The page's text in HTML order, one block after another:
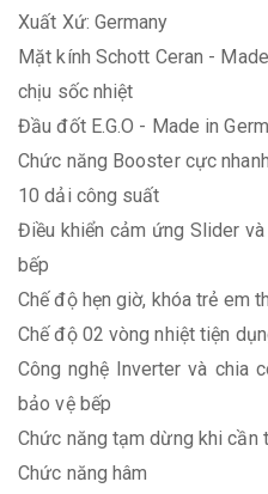
Xuất Xứ: Germany
Mặt kính Schott Ceran -
chịu sốc nhiệt
Đầu đốt E.G.O - Made in
Chức năng Booster cực
10 dải công suất
Điều khiển cảm ứng Slider
bếp
Chế độ hẹn giờ, khóa trẻ em
Chế độ 02 vòng nhiệt tiện
Công nghệ Inverter và chia
bảo vệ bếp
Chức năng tạm dừng khi cần
Chức năng hâm